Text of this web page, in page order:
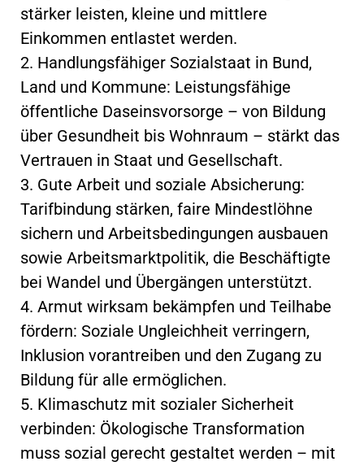
stärker leisten, kleine und mittlere
Einkommen entlastet werden.
2. Handlungsfähiger Sozialstaat in Bund,
Land und Kommune: Leistungsfähige
öffentliche Daseinsvorsorge – von Bildung
über Gesundheit bis Wohnraum – stärkt das
Vertrauen in Staat und Gesellschaft.
3. Gute Arbeit und soziale Absicherung:
Tarifbindung stärken, faire Mindestlöhne
sichern und Arbeitsbedingungen ausbauen
sowie Arbeitsmarktpolitik, die Beschäftigte
bei Wandel und Übergängen unterstützt.
4. Armut wirksam bekämpfen und Teilhabe
fördern: Soziale Ungleichheit verringern,
Inklusion vorantreiben und den Zugang zu
Bildung für alle ermöglichen.
5. Klimaschutz mit sozialer Sicherheit
verbinden: Ökologische Transformation
muss sozial gerecht gestaltet werden – mit